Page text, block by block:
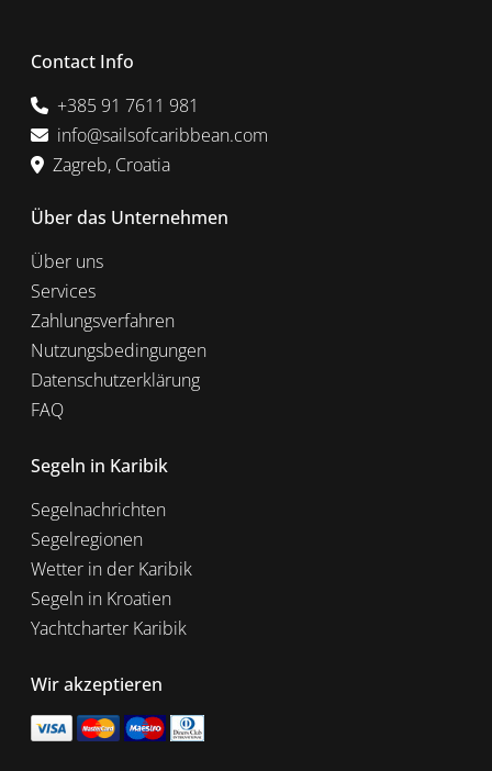
Contact Info
+385 91 7611 981
info@sailsofcaribbean.com
Zagreb, Croatia
Über das Unternehmen
Über uns
Services
Zahlungsverfahren
Nutzungsbedingungen
Datenschutzerklärung
FAQ
Segeln in Karibik
Segelnachrichten
Segelregionen
Wetter in der Karibik
Segeln in Kroatien
Yachtcharter Karibik
Wir akzeptieren